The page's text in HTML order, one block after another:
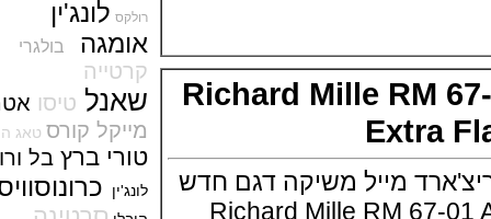
Richard Mille
מייל משיקה דגם חדש
Richard Mille RM
שנת הנמר בסין WC Pilot's Watch
Chronograph 41 Edition
Chinese New Year
(26/12/2021)
אומגה נשים Omega
Constellation 36
ברייטלינג Breitling Navitimer
Automatic 41
(20/12/2021)
לונג'ין
אומגה
בולגרי
קרטייה
שאנל טיסו אטרנה
מייקל קורס טאג הויר
טורי ברץ בלורוס
לונג'ין כרונוסוויס